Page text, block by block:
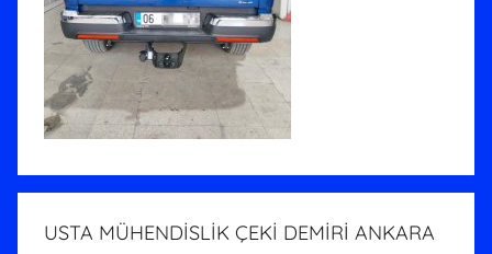
USTA MÜHENDİSLİK ÇEKİ DEMİRİ ANKARA